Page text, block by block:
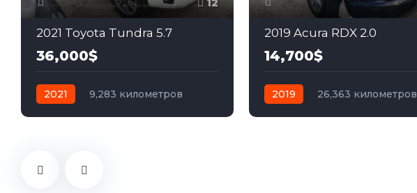
2021 Toyota Tundra 5.7
36,000$
2021
9,283 километров
2019 Acura RDX 2.0
14,700$
2019
26,363 километров